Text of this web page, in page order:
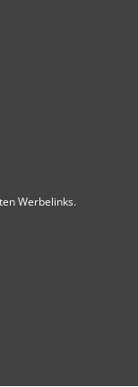
Werbelinks.